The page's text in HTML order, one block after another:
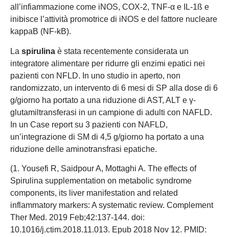
all’infiammazione come iNOS, COX-2, TNF-α e IL-1ß e
inibisce l’attività promotrice di iNOS e del fattore nucleare
kappaB (NF-kB).
La spirulina è stata recentemente considerata un
integratore alimentare per ridurre gli enzimi epatici nei
pazienti con NFLD. In uno studio in aperto, non
randomizzato, un intervento di 6 mesi di SP alla dose di 6
g/giorno ha portato a una riduzione di AST, ALT e γ-
glutamiltransferasi in un campione di adulti con NAFLD.
In un Case report su 3 pazienti con NAFLD,
un’integrazione di SM di 4,5 g/giorno ha portato a una
riduzione delle aminotransfrasi epatiche.
(1. Yousefi R, Saidpour A, Mottaghi A. The effects of
Spirulina supplementation on metabolic syndrome
components, its liver manifestation and related
inflammatory markers: A systematic review. Complement
Ther Med. 2019 Feb;42:137-144. doi:
10.1016/j.ctim.2018.11.013. Epub 2018 Nov 12. PMID: